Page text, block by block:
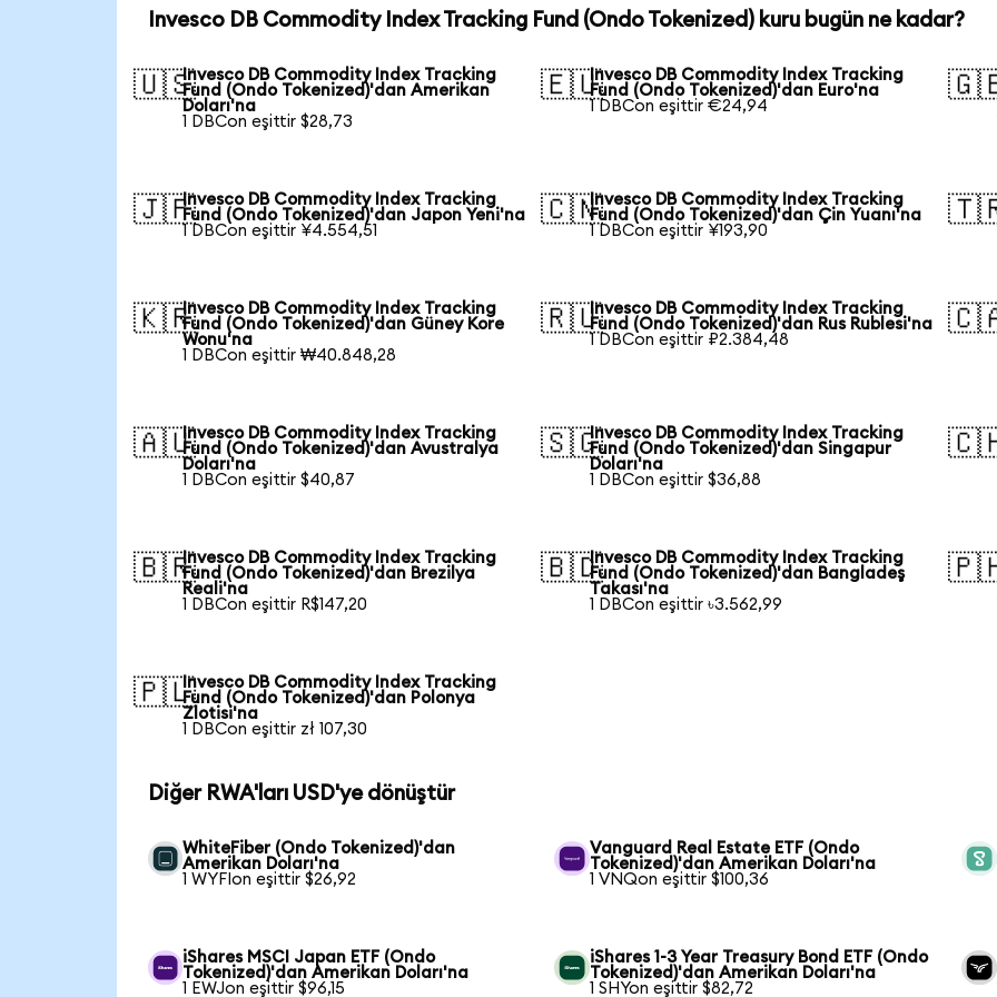
Invesco DB Commodity Index Tracking Fund (Ondo Tokenized) kuru bugün ne kadar?
🇺🇸Invesco DB Commodity Index Tracking
Fund (Ondo Tokenized)'dan Amerikan
Doları'na
1 DBCon eşittir $28,73
🇪🇺Invesco DB Commodity Index Tracking
Fund (Ondo Tokenized)'dan Euro'na
1 DBCon eşittir €24,94
🇯🇵Invesco DB Commodity Index Tracking
Fund (Ondo Tokenized)'dan Japon Yeni'na
1 DBCon eşittir ¥4.554,51
🇨🇳Invesco DB Commodity Index Tracking
Fund (Ondo Tokenized)'dan Çin Yuanı'na
1 DBCon eşittir ¥193,90
🇰🇷Invesco DB Commodity Index Tracking
Fund (Ondo Tokenized)'dan Güney Kore
Wonu'na
1 DBCon eşittir ₩40.848,28
🇷🇺Invesco DB Commodity Index Tracking
Fund (Ondo Tokenized)'dan Rus Rublesi'na
1 DBCon eşittir ₽2.384,48
🇦🇺Invesco DB Commodity Index Tracking
Fund (Ondo Tokenized)'dan Avustralya
Doları'na
1 DBCon eşittir $40,87
🇸🇬Invesco DB Commodity Index Tracking
Fund (Ondo Tokenized)'dan Singapur
Doları'na
1 DBCon eşittir $36,88
🇧🇷Invesco DB Commodity Index Tracking
Fund (Ondo Tokenized)'dan Brezilya
Reali'na
1 DBCon eşittir R$147,20
🇧🇩Invesco DB Commodity Index Tracking
Fund (Ondo Tokenized)'dan Bangladeş
Takası'na
1 DBCon eşittir ৳3.562,99
🇵🇱Invesco DB Commodity Index Tracking
Fund (Ondo Tokenized)'dan Polonya
Zlotisi'na
1 DBCon eşittir zł 107,30
Diğer RWA'ları USD'ye dönüştür
WhiteFiber (Ondo Tokenized)'dan
Amerikan Doları'na
1 WYFIon eşittir $26,92
Vanguard Real Estate ETF (Ondo
Tokenized)'dan Amerikan Doları'na
1 VNQon eşittir $100,36
iShares MSCI Japan ETF (Ondo
Tokenized)'dan Amerikan Doları'na
1 EWJon eşittir $96,15
iShares 1-3 Year Treasury Bond ETF (Ondo
Tokenized)'dan Amerikan Doları'na
1 SHYon eşittir $82,72